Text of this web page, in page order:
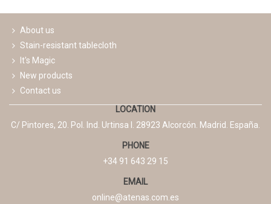
About us
Stain-resistant tablecloth
It's Magic
New products
Contact us
LOCATION
C/ Pintores, 20. Pol. Ind. Urtinsa I. 28923 Alcorcón. Madrid. España.
PHONE
+34 91 643 29 15
EMAIL
online@atenas.com.es